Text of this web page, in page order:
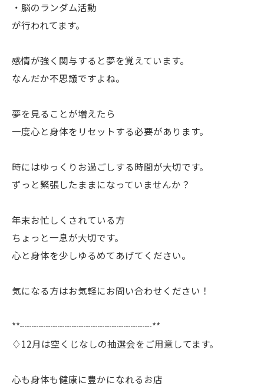
・脳のランダム活動
が行われてます。
感情が強く関与すると夢を覚えています。
なんだか不思議ですよね。
夢を見ることが増えたら
一度心と身体をリセットする必要があります。
時にはゆっくりお過ごしする時間が大切です。
ずっと緊張したままになっていませんか？
年末お忙しくされている方
ちょっと一息が大切です。
心と身体を少しゆるめてあげてください。
気になる方はお気軽にお問い合わせください！
**┈┈┈┈┈┈┈┈┈┈┈┈┈┈**
♢12月は空くじなしの抽選会をご用意してます。
心も身体も健康に豊かになれるお店